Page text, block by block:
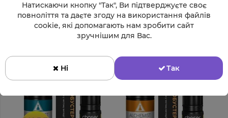
Натискаючи кнопку "Так", Ви підтверджуєте своє
повноліття та даєте згоду на використання файлів
cookie, які допомагають нам зробити сайт
зручнішим для Вас.
Ні Так